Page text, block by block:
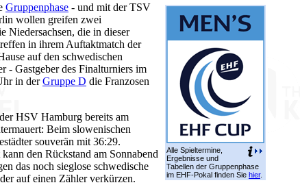
Alle Spieltermine,
Ergebnisse und
Tabellen der Gruppenphase
im EHF-Pokal finden Sie hier.
Gruppenphase - und mit der TSV
wollen greifen zwei
Niedersachsen, die in dieser
in ihrem Auftaktmatch der
auf den schwedischen
- Gastgeber des Finalturniers im
in derGruppe D die Franzosen
HSV Hamburg bereits am
Beim slowenischen
souverän mit 36:29.
den Rückstand am Sonnabend
das noch sieglose schwedische
auf einen Zähler verkürzen.